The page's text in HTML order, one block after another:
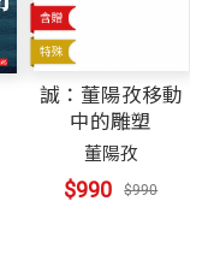
誠：董陽孜移動
中的雕塑
董陽孜
$990 $990